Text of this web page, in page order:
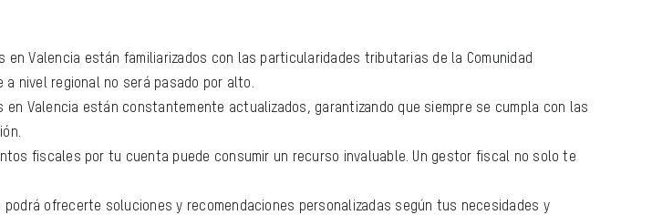
Valencia están familiarizados con las particularidades tributarias de la Comunidad
nivel regional no será pasado por alto.
Valencia están constantemente actualizados, garantizando que siempre se cumpla con las
fiscales por tu cuenta puede consumir un recurso invaluable. Un gestor fiscal no solo te
ofrecerte soluciones y recomendaciones personalizadas según tus necesidades y